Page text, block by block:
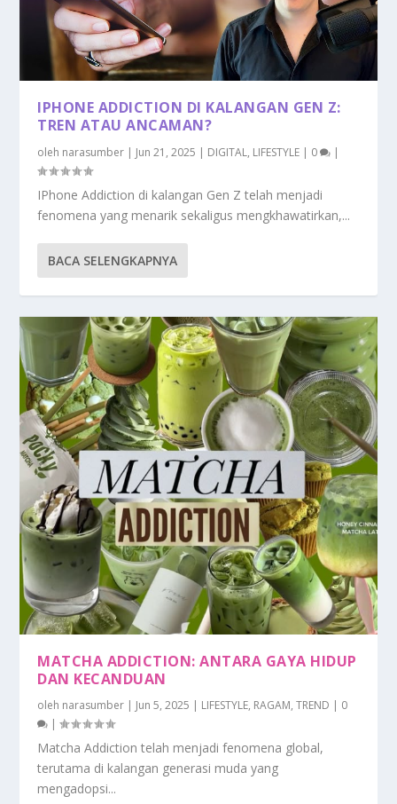
IPHONE ADDICTION DI KALANGAN GEN Z:
TREN ATAU ANCAMAN?
oleh narasumber | Jun 21, 2025 | DIGITAL, LIFESTYLE | 0 |
IPhone Addiction di kalangan Gen Z telah menjadi
fenomena yang menarik sekaligus mengkhawatirkan,...
BACA SELENGKAPNYA
MATCHA ADDICTION: ANTARA GAYA HIDUP
DAN KECANDUAN
oleh narasumber | Jun 5, 2025 | LIFESTYLE, RAGAM,TREND | 0
|
Matcha Addiction telah menjadi fenomena global,
terutama di kalangan generasi muda yang
mengadopsi...